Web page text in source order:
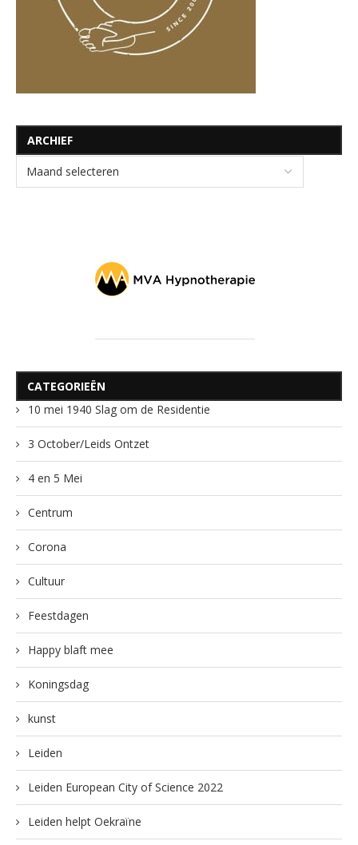
ARCHIEF
CATEGORIEËN
10 mei 1940 Slag om de Residentie
3 October/Leids Ontzet
4 en 5 Mei
Centrum
Corona
Cultuur
Feestdagen
Happy blaft mee
Koningsdag
kunst
Leiden
Leiden European City of Science 2022
Leiden helpt Oekraïne